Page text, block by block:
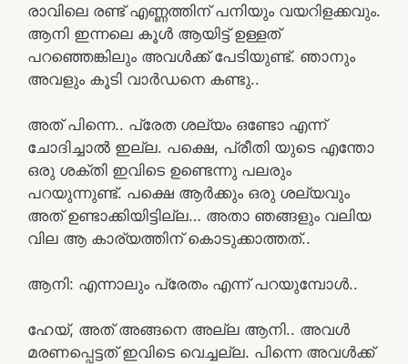
രാവിലെ രണ്ട് എണ്ണത്തിന് പനിയും വയറിളക്കവും.
ആനി ഇന്നലെ കൂൾ ആയിട്ട് ഉള്ളത്
പറഞ്ഞെങ്കിലും അവൾക്ക് പേടിയുണ്ട്. ഞാനും
അവളും കൂടി വാർഡനെ കണ്ടു..
അത് പിന്നെ.. പ്രേത ശല്യം ഒണ്ടോ എന്ന്
ചോദിച്ചാൽ ഇല്ല. പക്ഷെ, പ്രീതി യുടെ എന്തോ
ഒരു ശക്തി ഇവിടെ ഉണ്ടെന്നു പലരും
പറയുന്നുണ്ട്. പക്ഷെ ആർക്കും ഒരു ശല്യവും
അത് ഉണ്ടാക്കിയിട്ടില്ല… അതാ ഞങ്ങളും വലിയ
വില ആ കാര്യത്തിന് കൊടുക്കാത്തത്..
ആനി: എന്നാലും പ്രേതം എന്ന് പറയുമ്പോൾ..
ഹേയ്, അത് അങ്ങനെ അല്ല ആനി.. അവൾ
മരണപ്പെട്ടത് ഇവിടെ വെച്ചല്ല. പിന്നെ അവൾക്ക്